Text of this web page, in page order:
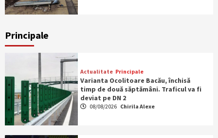
Principale
Actualitate Principale
Varianta Ocolitoare Bacău, închisă
timp de două săptămâni. Traficul va fi
deviat pe DN 2
08/08/2026 Chirila Alexe